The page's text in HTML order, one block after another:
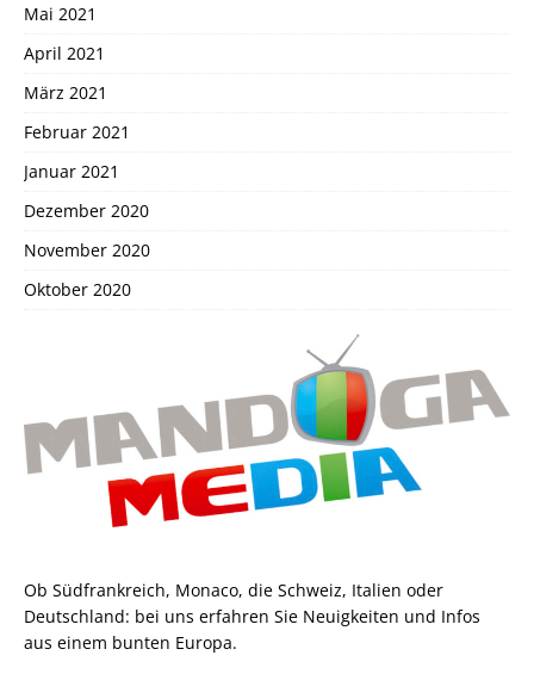
Mai 2021
April 2021
März 2021
Februar 2021
Januar 2021
Dezember 2020
November 2020
Oktober 2020
Ob Südfrankreich, Monaco, die Schweiz, Italien oder
Deutschland: bei uns erfahren Sie Neuigkeiten und Infos
aus einem bunten Europa.